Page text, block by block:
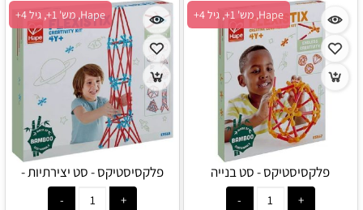
Hape, מש' 1+, גיל 4+
פלקסיסטיקס - סט בנייה
למתחילים - Hape
Hape, מש' 1+, גיל 4+
פלקסיסטיקס - סט יצירתיות -